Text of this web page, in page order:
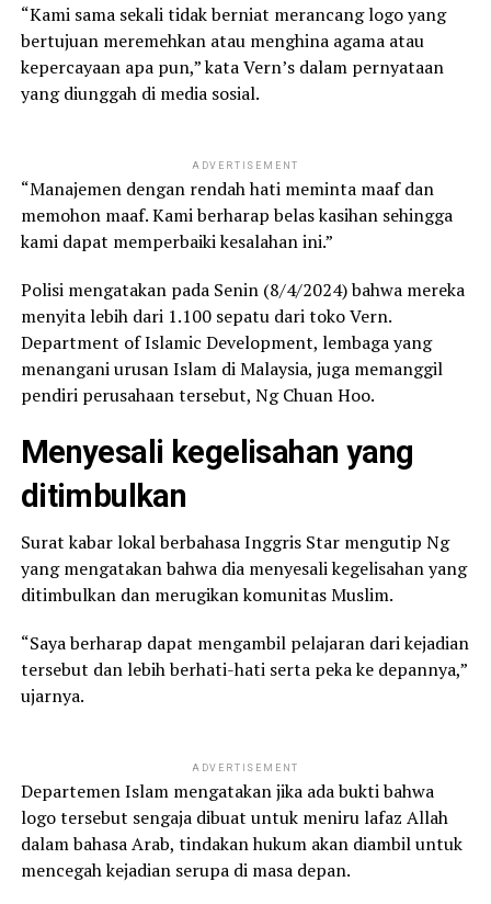
“Kami sama sekali tidak berniat merancang logo yang
bertujuan meremehkan atau menghina agama atau
kepercayaan apa pun,” kata Vern’s dalam pernyataan
yang diunggah di media sosial.
ADVERTISEMENT
“Manajemen dengan rendah hati meminta maaf dan
memohon maaf. Kami berharap belas kasihan sehingga
kami dapat memperbaiki kesalahan ini.”
Polisi mengatakan pada Senin (8/4/2024) bahwa mereka
menyita lebih dari 1.100 sepatu dari toko Vern.
Department of Islamic Development, lembaga yang
menangani urusan Islam di Malaysia, juga memanggil
pendiri perusahaan tersebut, Ng Chuan Hoo.
Menyesali kegelisahan yang
ditimbulkan
Surat kabar lokal berbahasa Inggris Star mengutip Ng
yang mengatakan bahwa dia menyesali kegelisahan yang
ditimbulkan dan merugikan komunitas Muslim.
“Saya berharap dapat mengambil pelajaran dari kejadian
tersebut dan lebih berhati-hati serta peka ke depannya,”
ujarnya.
ADVERTISEMENT
Departemen Islam mengatakan jika ada bukti bahwa
logo tersebut sengaja dibuat untuk meniru lafaz Allah
dalam bahasa Arab, tindakan hukum akan diambil untuk
mencegah kejadian serupa di masa depan.